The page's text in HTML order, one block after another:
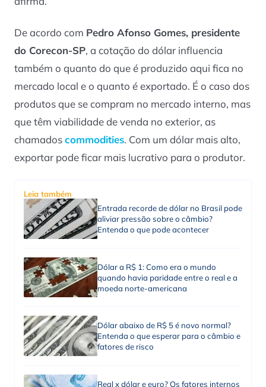
De acordo com Pedro Afonso Gomes, presidente
do Corecon-SP, a cotação do dólar influencia
também o quanto do que é produzido aqui fica no
mercado local e o quanto é exportado. É o caso dos
produtos que se compram no mercado interno, mas
que têm viabilidade de venda no exterior, as
chamadoscommodities. Com um dólar mais alto,
exportar pode ficar mais lucrativo para o produtor.
Leia também
Entrada recorde de dólar no Brasil pode
aliviar pressão sobre o câmbio?
Entenda o que pode acontecer
Dólar a R$ 1: Como era o mundo
quando havia paridade entre o real e a
moeda norte-americana
Dólar abaixo de R$ 5 é novo normal?
Entenda o que esperar para o câmbio e
fatores de risco
Real x dólar e euro? Os fatores internos